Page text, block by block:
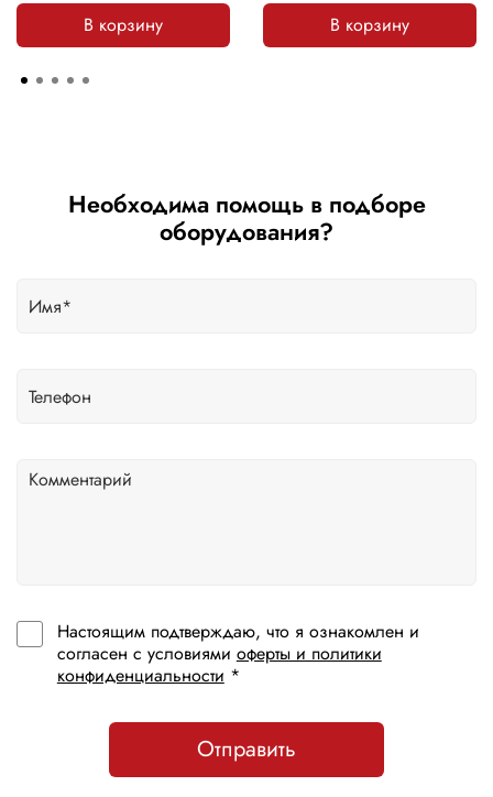
В корзину В корзину
Необходима помощь в подборе
оборудования?
Настоящим подтверждаю, что я ознакомлен и
согласен с условиями оферты и политики
конфиденциальности *
Отправить